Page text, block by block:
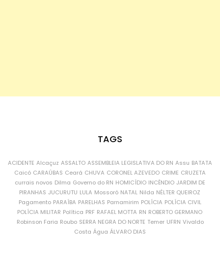
TAGS
ACIDENTE Alcaçuz ASSALTO ASSEMBLEIA LEGISLATIVA DO RN Assu BATATA
Caicó CARAÚBAS Ceará CHUVA CORONEL AZEVEDO CRIME CRUZETA
currais novos Dilma Governo do RN HOMICÍDIO INCÊNDIO JARDIM DE
PIRANHAS JUCURUTU LULA Mossoró NATAL Nilda NÉLTER QUEIROZ
Pagamento PARAÍBA PARELHAS Parnamirim POLÍCIA POLÍCIA CIVIL
POLÍCIA MILITAR Política PRF RAFAEL MOTTA RN ROBERTO GERMANO
Robinson Faria Roubo SERRA NEGRA DO NORTE Temer UFRN Vivaldo
Costa Água ÁLVARO DIAS